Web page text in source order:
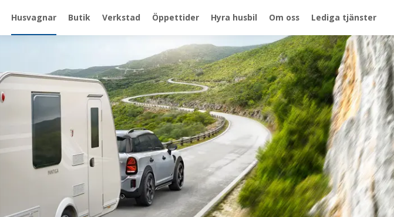
Husvagnar Butik Verkstad Öppettider Hyra husbil Om oss Lediga tjänster